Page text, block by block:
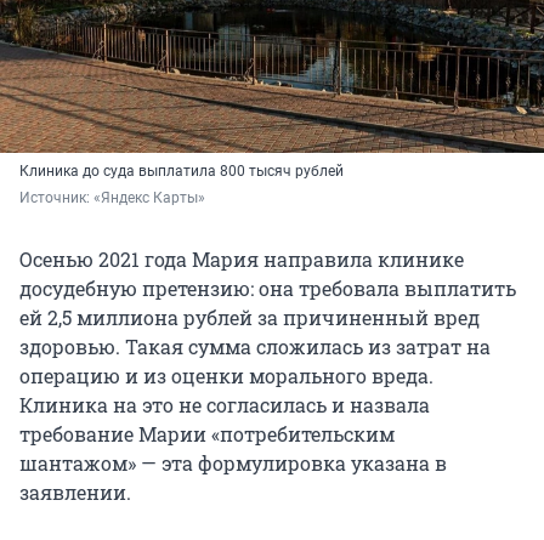
Клиника до суда выплатила 800 тысяч рублей
Источник: «Яндекс Карты»
Осенью 2021 года Мария направила клинике
досудебную претензию: она требовала выплатить
ей 2,5 миллиона рублей за причиненный вред
здоровью. Такая сумма сложилась из затрат на
операцию и из оценки морального вреда.
Клиника на это не согласилась и назвала
требование Марии «потребительским
шантажом» — эта формулировка указана в
заявлении.